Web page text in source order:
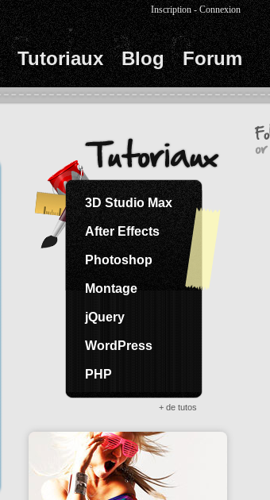
Tutoriaux Blog Forum
Inscription -Connexion
3D Studio Max
After Effects
Photoshop
Montage
jQuery
WordPress
PHP
+ de tutos